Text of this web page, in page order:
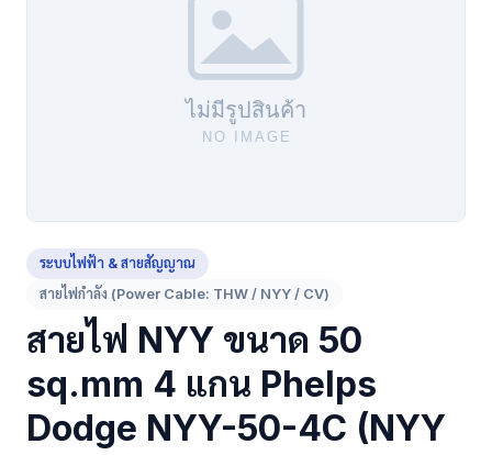
ระบบไฟฟ้า & สายสัญญาณ
สายไฟกำลัง (Power Cable: THW / NYY / CV)
สายไฟ NYY ขนาด 50
sq.mm 4 แกน Phelps
Dodge NYY-50-4C (NYY